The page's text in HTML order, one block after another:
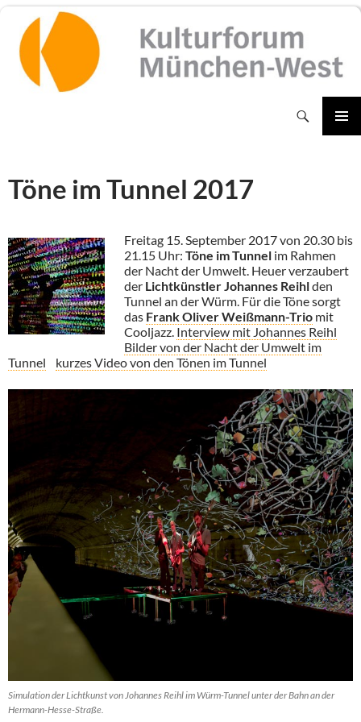
Inhalt
springen
Töne im Tunnel 2017
Freitag 15. September 2017 von 20.30 bis
21.15 Uhr: Töne im Tunnel im Rahmen
der Nacht der Umwelt. Heuer verzaubert
der Lichtkünstler Johannes Reihlden
Tunnel an der Würm. Für die Töne sorgt
das Frank Oliver Weißmann-Trio mit
Cooljazz. Interview mit Johannes Reihl
Bilder von der Nacht der Umwelt im
Tunnel
kurzes Video von den Tönen im Tunnel
Simulation der Lichtkunst von Johannes Reihl im Würm-Tunnel unter der Bahn an der
Hermann-Hesse-Straße.